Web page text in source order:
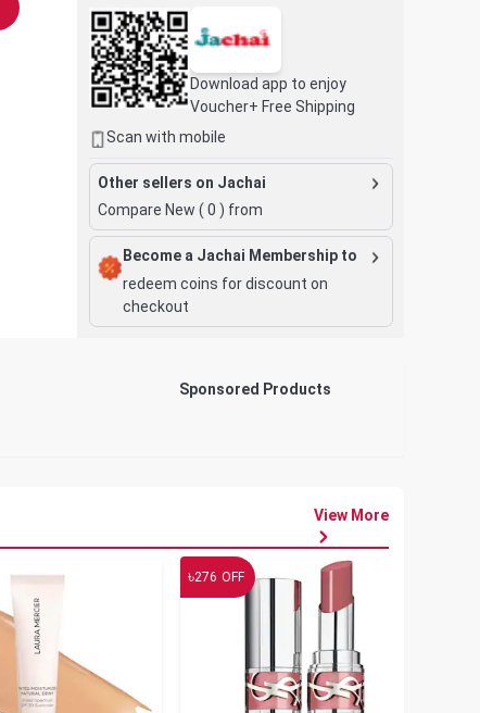
Download app to enjoy
Voucher+ Free Shipping
Scan with mobile
Other sellers on Jachai
Compare New ( 0 ) from
Become a Jachai Membership to
redeem coins for discount on
checkout
Sponsored Products
View More
৳276 OFF